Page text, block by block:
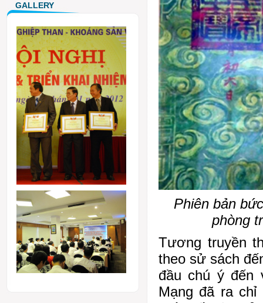
GALLERY
Phiên bản
phòng
Tương truyền
theo sử sách
đầu chú ý đến
Mạng đã ra